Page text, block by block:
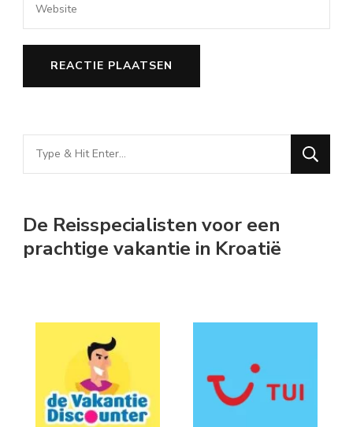
Looking
for
De Reisspecialisten voor een
prachtige vakantie in Kroatië